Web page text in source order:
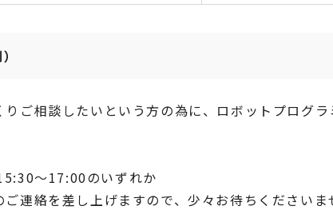
ご相談したいという方の為に、ロボットプログ
～17:00のいずれか
連絡を差し上げますので、少々お待ちくださいま